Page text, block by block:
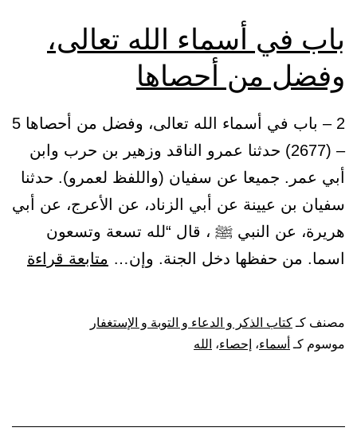
باب في أسماء الله تعالى،
وفضل من أحصاها
2 – باب في أسماء الله تعالى، وفضل من أحصاها 5
– (2677) حدثنا عمرو الناقد وزهير بن حرب وابن
أبي عمر. جميعا عن سفيان (واللفظ لعمرو). حدثنا
سفيان بن عيينة عن أبي الزناد، عن الأعرج، عن أبي
هريرة، عن النبي ﷺ ، قال “لله تسعة وتسعون
اسما. من حفظها دخل الجنة. وإن… متابعة قراءة
مصنف كـكتاب الذكر و الدعاء و التوبة و الإستغفار
موسوم كـ أسماء، إحصاء، الله